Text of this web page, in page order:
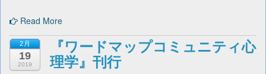
Read More
2月
19
2019
『ワードマップコミュニティ心
理学』刊行